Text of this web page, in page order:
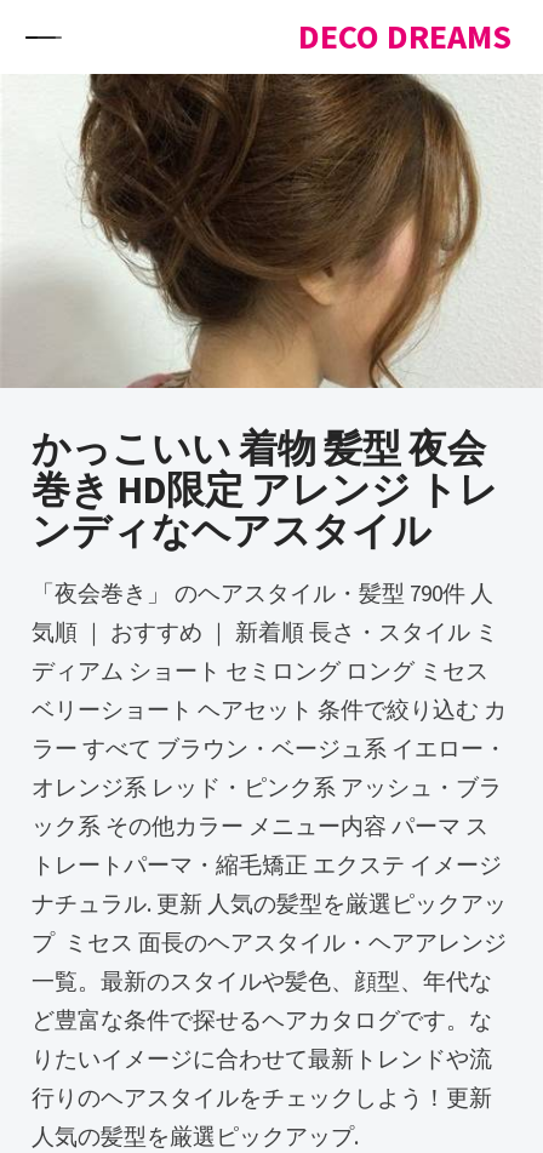
DECO DREAMS
かっこいい 着物 髪型 夜会
巻き HD限定 アレンジ トレ
ンディなヘアスタイル
「夜会巻き」 のヘアスタイル・髪型 790件 人
気順 ｜ おすすめ ｜ 新着順 長さ・スタイル ミ
ディアム ショート セミロング ロング ミセス
ベリーショート ヘアセット 条件で絞り込む カ
ラー すべて ブラウン・ベージュ系 イエロー・
オレンジ系 レッド・ピンク系 アッシュ・ブラ
ック系 その他カラー メニュー内容 パーマ ス
トレートパーマ・縮毛矯正 エクステ イメージ
ナチュラル. 更新 人気の髪型を厳選ピックアッ
プ ️ ミセス 面長のヘアスタイル・ヘアアレンジ
一覧。最新のスタイルや髪色、顔型、年代な
ど豊富な条件で探せるヘアカタログです。な
りたいイメージに合わせて最新トレンドや流
行りのヘアスタイルをチェックしよう！更新
人気の髪型を厳選ピックアップ.